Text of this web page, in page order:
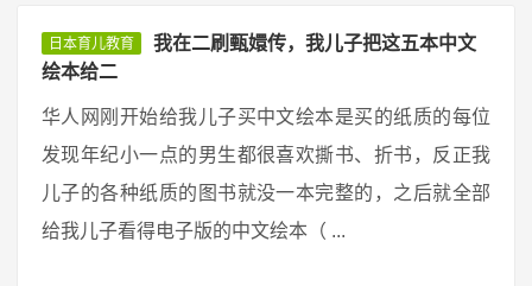
日本育儿教育
我在二刷甄嬛传，我儿子把这五本中文
绘本给二
华人网刚开始给我儿子买中文绘本是买的纸质的每位
发现年纪小一点的男生都很喜欢撕书、折书，反正我
儿子的各种纸质的图书就没一本完整的，之后就全部
给我儿子看得电子版的中文绘本（ ...